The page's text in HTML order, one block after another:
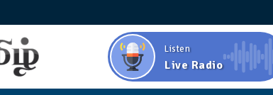
Listen
Live Radio